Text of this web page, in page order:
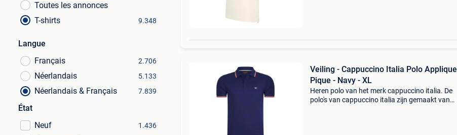
Toutes les annonces
T-shirts
9.348
Langue
Français
2.706
Néerlandais 5.133
Néerlandais & Français 7.839
État
Neuf
1.436
Veiling - Cappuccino Italia Polo Applique
Pique - Navy - XL
Heren polo van het merk cappuccino italia. De
polo's van cappuccino italia zijn gemaakt van